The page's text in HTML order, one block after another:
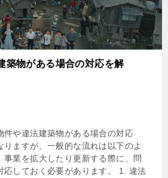
築物がある場合の対応を解
件や違法建築物がある場合の対応
りますが、一般的な流れは以下のよ
事業を拡大したり更新する際に、問
応しておく必要があります。 1. 違法